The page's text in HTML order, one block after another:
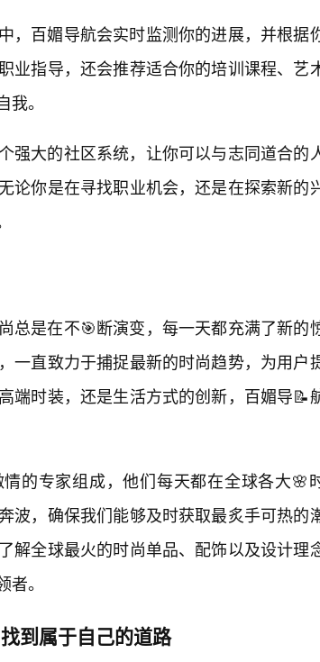
，百媚导航会实时监测你的进展，并根据
业指导，还会推荐适合你的培训课程、艺
。
强大的社区系统，让你可以与志同道合的
你是在寻找职业机会，还是在探索新的
总是在不🎯断演变，每一天都充满了新的
一直致力于捕捉最新的时尚趋势，为用户
端时装，还是生活方式的创新，百媚导📝
的专家组成，他们每天都在全球各大🌸
波，确保我们能够及时获取最炙手可热的
解全球最火的时尚单品、配饰以及设计理
。
到属于自己的道路